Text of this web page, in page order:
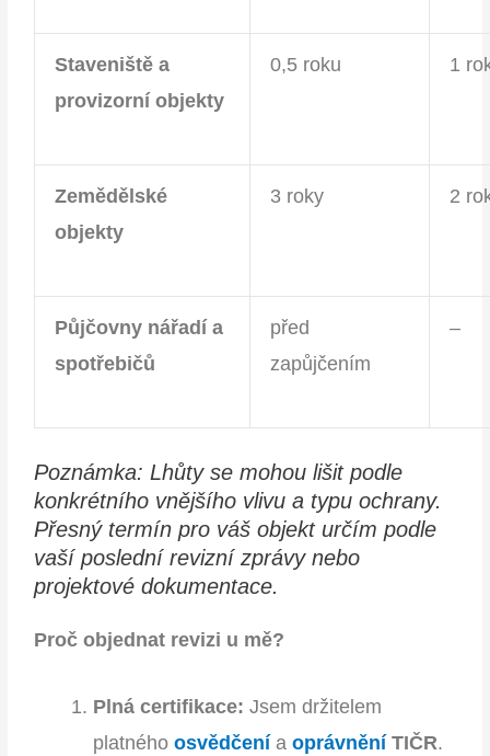
Staveniště a
provizorní objekty
0,5 roku 1
Zemědělské
objekty
3 roky 2
Půjčovny nářadí a
spotřebičů
před
zapůjčením
–
Poznámka: Lhůty se mohou lišit podle
konkrétního vnějšího vlivu a typu ochrany.
Přesný termín pro váš objekt určím podle
vaší poslední revizní zprávy nebo
projektové dokumentace.
Proč objednat revizi u mě?
Plná certifikace: Jsem držitelem
platnéhoosvědčení aoprávnění TIČR.